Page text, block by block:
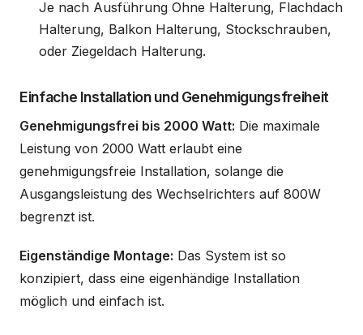
Je nach Ausführung Ohne Halterung, Flachdach
Halterung, Balkon Halterung, Stockschrauben,
oder Ziegeldach Halterung.
Einfache Installation und Genehmigungsfreiheit
Genehmigungsfrei bis 2000 Watt: Die maximale
Leistung von 2000 Watt erlaubt eine
genehmigungsfreie Installation, solange die
Ausgangsleistung des Wechselrichters auf 800W
begrenzt ist.
Eigenständige Montage: Das System ist so
konzipiert, dass eine eigenhändige Installation
möglich und einfach ist.